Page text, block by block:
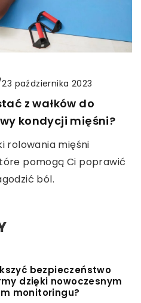
23 października 2023
z wałków do
kondycji mięśni?
rolowania mięśni
pomogą Ci poprawić
ból.
bezpieczeństwo
dzięki nowoczesnym
monitoringu?